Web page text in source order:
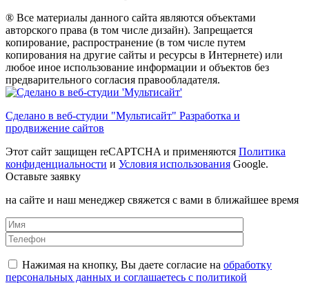
® Все материалы данного сайта являются объектами
авторского права (в том числе дизайн). Запрещается
копирование, распространение (в том числе путем
копирования на другие сайты и ресурсы в Интернете) или
любое иное использование информации и объектов без
предварительного согласия правообладателя.
Сделано в веб-студии "Мультисайт" Разработка и
продвижение сайтов
Этот сайт защищен reCAPTCHA и применяются Политика
конфиденциальности и Условия использования Google.
Оставьте заявку
на сайте и наш менеджер свяжется с вами в ближайшее время
Нажимая на кнопку, Вы даете согласие на обработку
персональных данных и соглашаетесь с политикой